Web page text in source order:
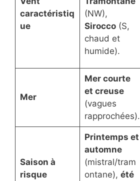
caractéristiq
ue
(NW),
Sirocco(S,
chaud et
humide).
Mer
Mer courte
et creuse
(vagues
rapprochées).
Saison à
risque
Printemps et
automne
(mistral/tram
ontane), été